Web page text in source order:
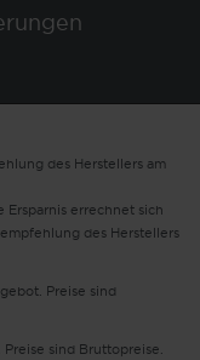
des Herstellers am
errechnet sich
des Herstellers
Preise sind
sind Bruttopreise.